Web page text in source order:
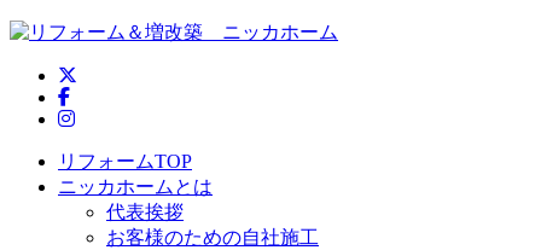
ニッカホーム公式Facebook
ニッカホーム公式Instagram
リフォームTOP
ニッカホームとは
代表挨拶
お客様のための自社施工